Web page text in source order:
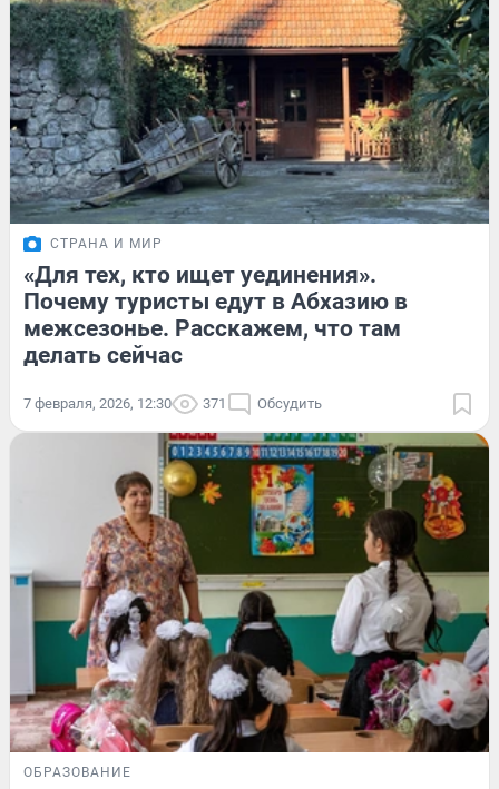
СТРАНА И МИР
«Для тех, кто ищет уединения».
Почему туристы едут в Абхазию в
межсезонье. Расскажем, что там
делать сейчас
7 февраля, 2026, 12:30 371 Обсудить
ОБРАЗОВАНИЕ